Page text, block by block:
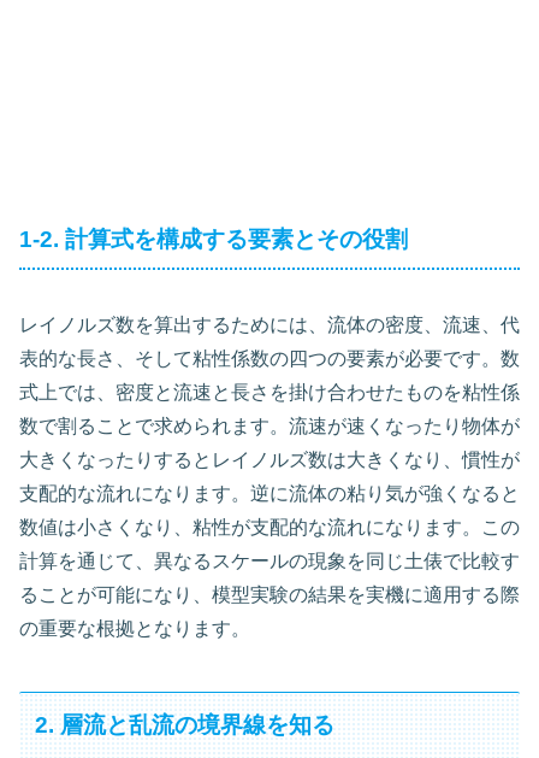
1-2. 計算式を構成する要素とその役割
レイノルズ数を算出するためには、流体の密度、流速、代
表的な長さ、そして粘性係数の四つの要素が必要です。数
式上では、密度と流速と長さを掛け合わせたものを粘性係
数で割ることで求められます。流速が速くなったり物体が
大きくなったりするとレイノルズ数は大きくなり、慣性が
支配的な流れになります。逆に流体の粘り気が強くなると
数値は小さくなり、粘性が支配的な流れになります。この
計算を通じて、異なるスケールの現象を同じ土俵で比較す
ることが可能になり、模型実験の結果を実機に適用する際
の重要な根拠となります。
2. 層流と乱流の境界線を知る